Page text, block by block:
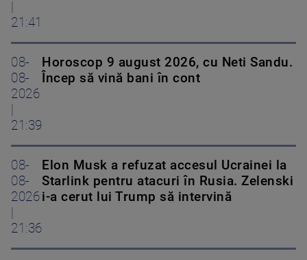
21:41
08-
08-
2026
21:39
Horoscop 9 august 2026, cu Neti Sandu.
Încep să vină bani în cont
08-
08-
2026
21:36
Elon Musk a refuzat accesul Ucrainei la
Starlink pentru atacuri în Rusia. Zelenski
i-a cerut lui Trump să intervină